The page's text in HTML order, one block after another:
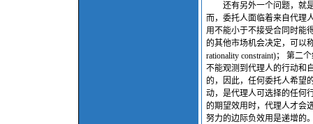
还有另外一个问题，就是
而，委托人面临着来自代理
用不能小于不接受合同时能
的其他市场机会决定，可以
rationality constraint)； 第
不能观测到代理人的行动和
的，因此，任何委托人希望
动，是代理人可选择的任何
的期望效用时，代理人才会
努力的边际负效用是递增的